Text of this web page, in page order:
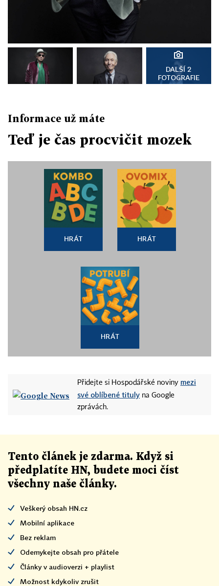
DALŠÍ 2
FOTOGRAFIE
Informace už máte
Teď je čas procvičit mozek
HRÁT HRÁT
HRÁT
Přidejte si Hospodářské noviny mezi
své oblíbené tituly na Google
zprávách.
Tento článek je zdarma. Když si
předplatíte HN, budete moci číst
všechny naše články.
Veškerý obsah HN.cz
Mobilní aplikace
Bez reklam
Odemykejte obsah pro přátele
Články v audioverzi + playlist
Možnost kdykoliv zrušit